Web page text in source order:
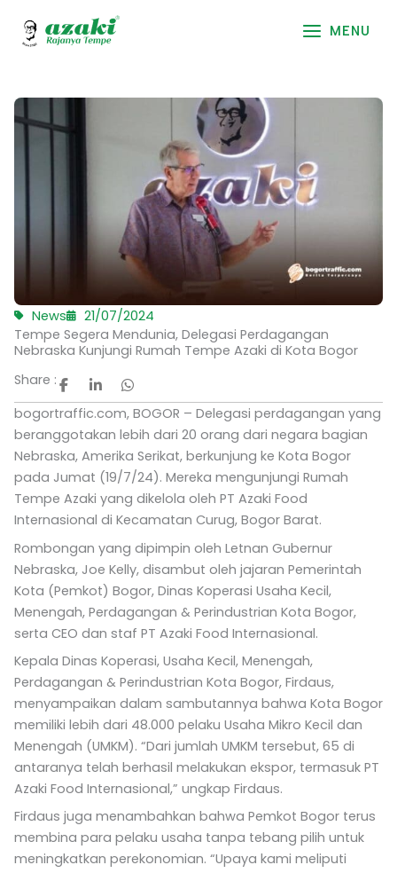
content
MENU
News
21/07/2024
Tempe Segera Mendunia, Delegasi Perdagangan
Nebraska Kunjungi Rumah Tempe Azaki di Kota Bogor
Share : F
a
c
b
o
k
-
f
L
i
n
k
e
d
n
-
i
n
W
h
a
t
s
a
p
p
bogortraffic.com, BOGOR – Delegasi perdagangan yang
beranggotakan lebih dari 20 orang dari negara bagian
Nebraska, Amerika Serikat, berkunjung ke Kota Bogor
pada Jumat (19/7/24). Mereka mengunjungi Rumah
Tempe Azaki yang dikelola oleh PT Azaki Food
Internasional di Kecamatan Curug, Bogor Barat.
Rombongan yang dipimpin oleh Letnan Gubernur
Nebraska, Joe Kelly, disambut oleh jajaran Pemerintah
Kota (Pemkot) Bogor, Dinas Koperasi Usaha Kecil,
Menengah, Perdagangan & Perindustrian Kota Bogor,
serta CEO dan staf PT Azaki Food Internasional.
Kepala Dinas Koperasi, Usaha Kecil, Menengah,
Perdagangan & Perindustrian Kota Bogor, Firdaus,
menyampaikan dalam sambutannya bahwa Kota Bogor
memiliki lebih dari 48.000 pelaku Usaha Mikro Kecil dan
Menengah (UMKM). “Dari jumlah UMKM tersebut, 65 di
antaranya telah berhasil melakukan ekspor, termasuk PT
Azaki Food Internasional,” ungkap Firdaus.
Firdaus juga menambahkan bahwa Pemkot Bogor terus
membina para pelaku usaha tanpa tebang pilih untuk
meningkatkan perekonomian. “Upaya kami meliputi